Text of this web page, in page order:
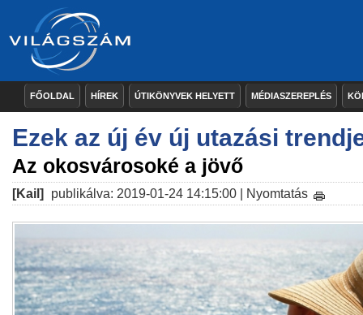
FŐOLDAL HÍREK ÚTIKÖNYVEK HELYETT MÉDIASZEREPLÉS
Ezek az új év új utazási
Az okosvárosoké a jövő
[Kail] publikálva: 2019-01-24 14:15:00 | Nyomtatás